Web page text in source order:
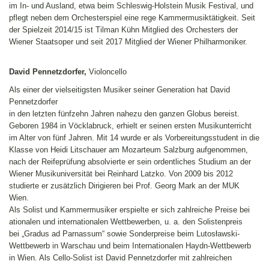
im In- und Ausland, etwa beim Schleswig-Holstein Musik Festival, und
pflegt neben dem Orchesterspiel eine rege Kammermusiktätigkeit. Seit
der Spielzeit 2014/15 ist Tilman Kühn Mitglied des Orchesters der
Wiener Staatsoper und seit 2017 Mitglied der Wiener Philharmoniker.
David Pennetzdorfer, Violoncello
Als einer der vielseitigsten Musiker seiner Generation hat David
Pennetzdorfer
in den letzten fünfzehn Jahren nahezu den ganzen Globus bereist.
Geboren 1984 in Vöcklabruck, erhielt er seinen ersten Musikunterricht
im Alter von fünf Jahren. Mit 14 wurde er als Vorbereitungsstudent in die
Klasse von Heidi Litschauer am Mozarteum Salzburg aufgenommen,
nach der Reifeprüfung absolvierte er sein ordentliches Studium an der
Wiener Musikuniversität bei Reinhard Latzko. Von 2009 bis 2012
studierte er zusätzlich Dirigieren bei Prof. Georg Mark an der MUK
Wien.
Als Solist und Kammermusiker erspielte er sich zahlreiche Preise bei
ationalen und internationalen Wettbewerben, u. a. den Solistenpreis
bei „Gradus ad Parnassum“ sowie Sonderpreise beim Lutosławski-
Wettbewerb in Warschau und beim Internationalen Haydn-Wettbewerb
in Wien. Als Cello-Solist ist David Pennetzdorfer mit zahlreichen